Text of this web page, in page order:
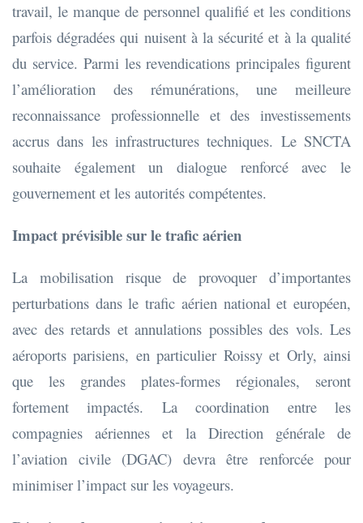
travail, le manque de personnel qualifié et les conditions
parfois dégradées qui nuisent à la sécurité et à la qualité
du service. Parmi les revendications principales figurent
l’amélioration des rémunérations, une meilleure
reconnaissance professionnelle et des investissements
accrus dans les infrastructures techniques. Le SNCTA
souhaite également un dialogue renforcé avec le
gouvernement et les autorités compétentes.
Impact prévisible sur le trafic aérien
La mobilisation risque de provoquer d’importantes
perturbations dans le trafic aérien national et européen,
avec des retards et annulations possibles des vols. Les
aéroports parisiens, en particulier Roissy et Orly, ainsi
que les grandes plates-formes régionales, seront
fortement impactés. La coordination entre les
compagnies aériennes et la Direction générale de
l’aviation civile (DGAC) devra être renforcée pour
minimiser l’impact sur les voyageurs.